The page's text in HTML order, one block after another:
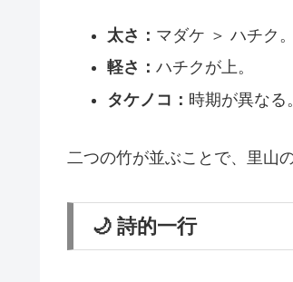
太さ： マダケ ＞ ハチク。
軽さ： ハチクが上。
タケノコ： 時期が異なる。
二つの竹が並ぶことで、里山
🌙 詩的一行